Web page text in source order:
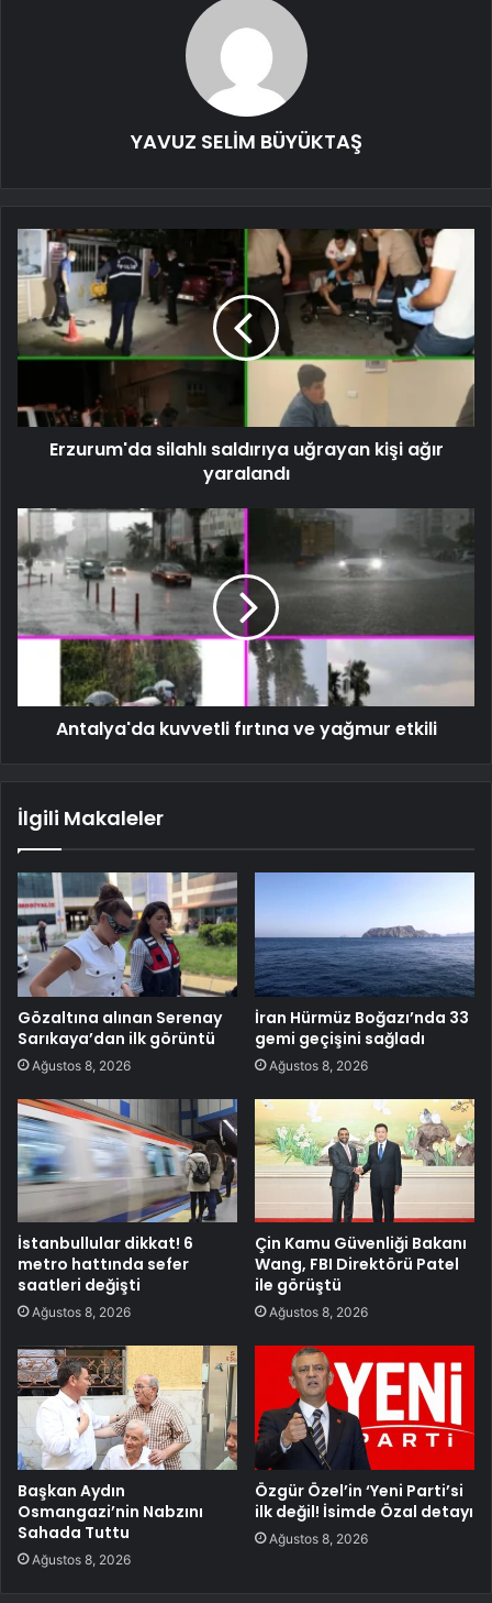
YAVUZ SELİM BÜYÜKTAŞ
Erzurum'da silahlı saldırıya uğrayan kişi ağır
yaralandı
Antalya'da kuvvetli fırtına ve yağmur etkili
İlgili Makaleler
Gözaltına alınan Serenay
Sarıkaya’dan ilk görüntü
Ağustos 8, 2026
İran Hürmüz Boğazı’nda 33
gemi geçişini sağladı
Ağustos 8, 2026
İstanbullular dikkat! 6
metro hattında sefer
saatleri değişti
Ağustos 8, 2026
Çin Kamu Güvenliği Bakanı
Wang, FBI Direktörü Patel
ile görüştü
Ağustos 8, 2026
Başkan Aydın
Osmangazi’nin Nabzını
Sahada Tuttu
Ağustos 8, 2026
Özgür Özel’in ‘Yeni Parti’si
ilk değil! İsimde Özal detayı
Ağustos 8, 2026